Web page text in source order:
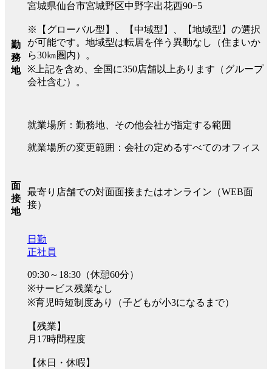
勤
務
地
宮城県仙台市宮城野区中野字出花西90ｰ5
※【グローバル型】、【中域型】、【地域型】の選択
が可能です。地域型は転居を伴う異動なし（住まいか
ら30㎞圏内）。
※上記を含め、全国に350店舗以上あります（グループ
会社含む）。
就業場所：勤務地、その他会社が指定する範囲
就業場所の変更範囲：会社の定めるすべてのオフィス
面
接
地
最寄り店舗での対面面接またはオンライン（WEB面
接）
日勤
正社員
09:30～18:30（休憩60分）
※サービス残業なし
※育児時短制度あり（子どもが小3になるまで）
【残業】
月17時間程度
【休日・休暇】